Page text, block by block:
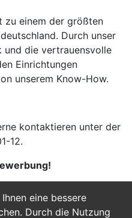
eine bessere
Durch die Nutzung
zu einem der größten
Durch unser
und die vertrauensvolle
Einrichtungen
unserem Know-How.
kontaktieren unter der
12.